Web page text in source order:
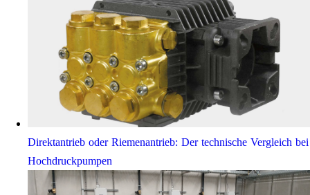
Direktantrieb oder Riemenantrieb: Der technische Vergleich bei
Hochdruckpumpen